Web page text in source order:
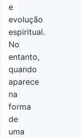
e
evolução
espiritual.
No
entanto,
quando
aparece
na
forma
de
uma